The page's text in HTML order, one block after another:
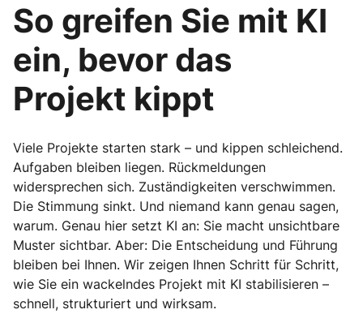
So greifen Sie mit KI
ein, bevor das
Projekt kippt
Viele Projekte starten stark – und kippen schleichend.
Aufgaben bleiben liegen. Rückmeldungen
widersprechen sich. Zuständigkeiten verschwimmen.
Die Stimmung sinkt. Und niemand kann genau sagen,
warum. Genau hier setzt KI an: Sie macht unsichtbare
Muster sichtbar. Aber: Die Entscheidung und Führung
bleiben bei Ihnen. Wir zeigen Ihnen Schritt für Schritt,
wie Sie ein wackelndes Projekt mit KI stabilisieren –
schnell, strukturiert und wirksam.